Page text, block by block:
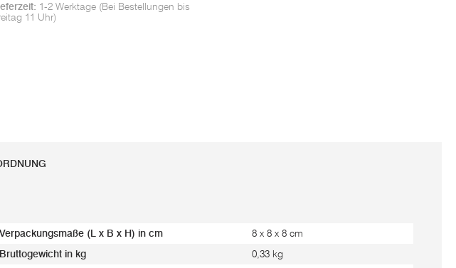
1-2 Werktage (Bei Bestellungen bis
11 Uhr)
Verpackungsmaße (L x B x H) in cm 8 x 8 x 8 cm
Bruttogewicht in kg 0,33 kg